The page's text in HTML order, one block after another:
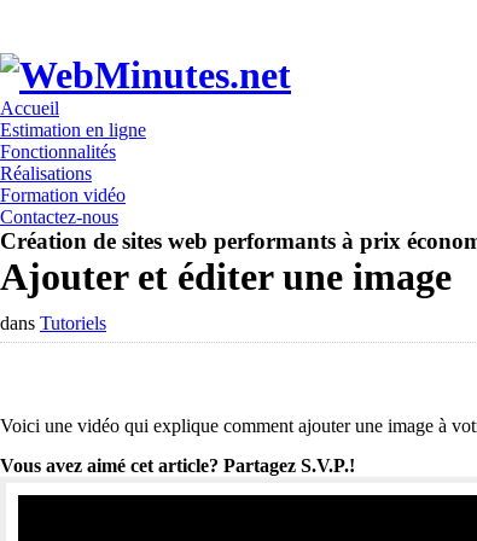
Accueil
Estimation en ligne
Fonctionnalités
Réalisations
Formation vidéo
Contactez-nous
Création de sites web performants à prix
Ajouter et éditer une image
dans Tutoriels
Voici une vidéo qui explique comment ajouter une image à
Vous avez aimé cet article? Partagez S.V.P.!